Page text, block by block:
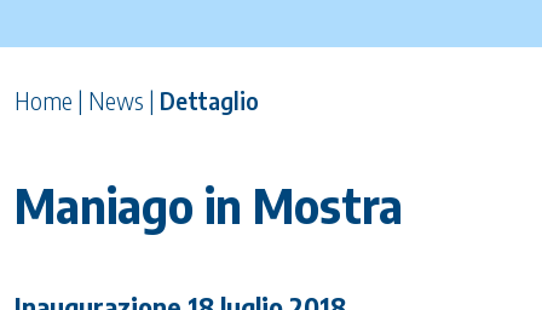
Home | News | Dettaglio
Maniago in Mostra